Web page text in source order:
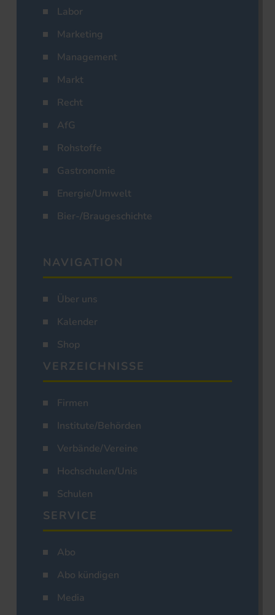
Labor
Marketing
Management
Markt
Recht
AfG
Rohstoffe
Gastronomie
Energie/Umwelt
Bier-/Braugeschichte
NAVIGATION
Über uns
Kalender
Shop
VERZEICHNISSE
Firmen
Institute/Behörden
Verbände/Vereine
Hochschulen/Unis
Schulen
SERVICE
Abo
Abo kündigen
Media